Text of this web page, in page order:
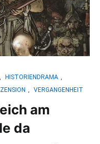
, HISTORIENDRAMA ,
, VERGANGENHEIT
am
da